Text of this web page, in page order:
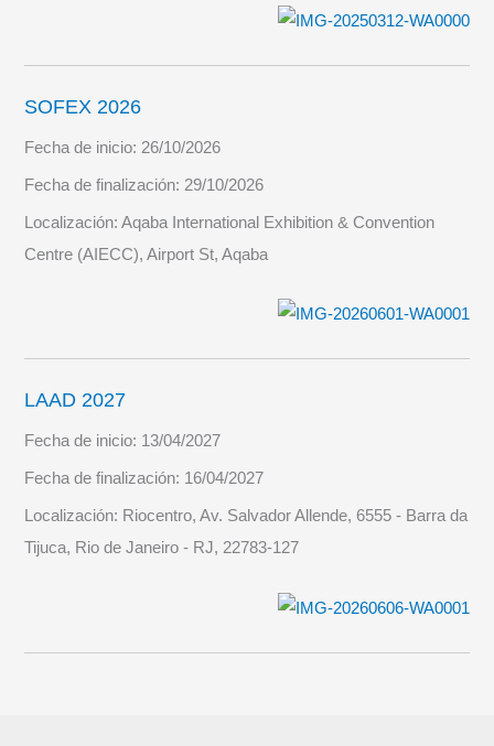
SOFEX 2026
Fecha de inicio: 26/10/2026
Fecha de finalización: 29/10/2026
Localización:Aqaba International Exhibition & Convention
Centre (AIECC), Airport St, Aqaba
LAAD 2027
Fecha de inicio: 13/04/2027
Fecha de finalización: 16/04/2027
Localización: Riocentro, Av. Salvador Allende, 6555 - Barra da
Tijuca, Rio de Janeiro - RJ, 22783-127